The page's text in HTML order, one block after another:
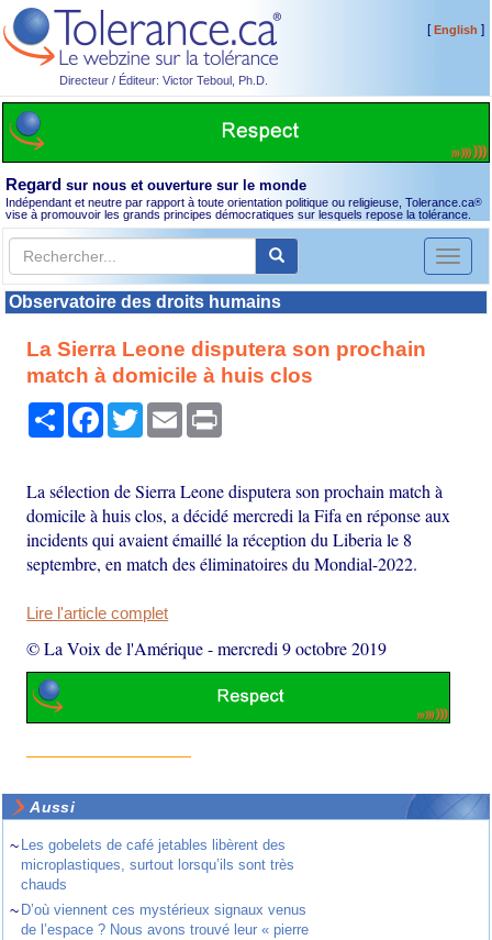
Directeur / Éditeur: Victor Teboul, Ph.D.
[English ]
Regard sur nous et ouverture sur le monde
Indépendant et neutre par rapport à toute orientation politique ou religieuse, Tolerance.ca®
vise à promouvoir les grands principes démocratiques sur lesquels repose la tolérance.
Toggle
Observatoire des droits humains
La Sierra Leone disputera son prochain
match à domicile à huis clos
PartagerFacebook
TwitterEmail
La sélection de Sierra Leone disputera son prochain match à
domicile à huis clos, a décidé mercredi la Fifa en réponse aux
incidents qui avaient émaillé la réception du Liberia le 8
septembre, en match des éliminatoires du Mondial-2022.
Lire l'article complet
© La Voix de l'Amérique-mercredi 9 octobre 2019
Aussi
~ Les gobelets de café jetables libèrent des
microplastiques, surtout lorsqu’ils sont très
chauds
~ D’où viennent ces mystérieux signaux venus
de l’espace ? Nous avons trouvé leur « pierre